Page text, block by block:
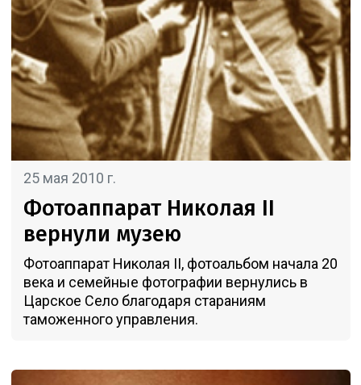
25 мая 2010 г.
Фотоаппарат Николая II
вернули музею
Фотоаппарат Николая II, фотоальбом начала 20
века и семейные фотографии вернулись в
Царское Село благодаря стараниям
таможенного управления.